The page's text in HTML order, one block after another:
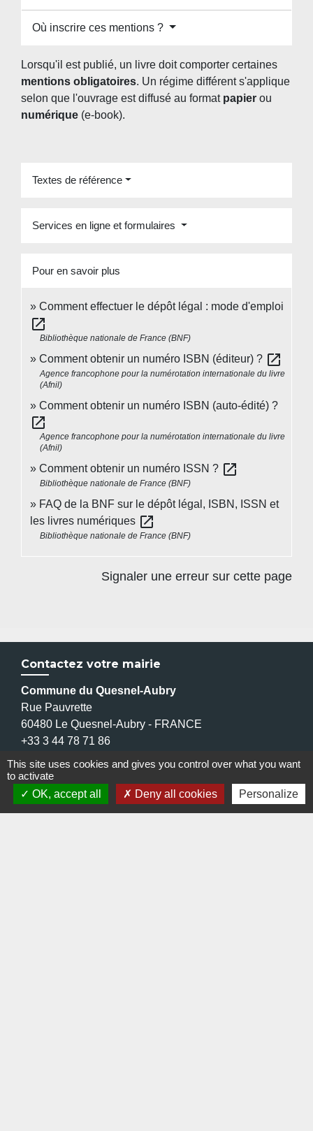
Où inscrire ces mentions ?
Lorsqu'il est publié, un livre doit comporter certaines
mentions obligatoires. Un régime différent s'applique
selon que l'ouvrage est diffusé au format papier ou
numérique (e-book).
Textes de référence
Services en ligne et formulaires
Pour en savoir plus
Comment effectuer le dépôt légal : mode d'emploi
open_in_new
Bibliothèque nationale de France (BNF)
Comment obtenir un numéro ISBN (éditeur) ? open_in_new
Agence francophone pour la numérotation internationale du livre
(Afnil)
Comment obtenir un numéro ISBN (auto-édité) ?
open_in_new
Agence francophone pour la numérotation internationale du livre
(Afnil)
Comment obtenir un numéro ISSN ? open_in_new
Bibliothèque nationale de France (BNF)
FAQ de la BNF sur le dépôt légal, ISBN, ISSN et
les livres numériques open_in_new
Bibliothèque nationale de France (BNF)
Signaler une erreur sur cette page
Contactez votre mairie
Commune du Quesnel-Aubry
Rue Pauvrette
60480 Le Quesnel-Aubry - FRANCE
+33 3 44 78 71 86
Contact par formulaire
This site uses cookies and gives you control over what you want
to activate
OK, accept all
Deny all cookies Personalize